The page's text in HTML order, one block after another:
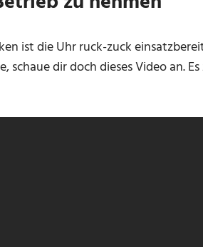
ist die Uhr ruck-zuck
schaue dir doch dieses Video an.